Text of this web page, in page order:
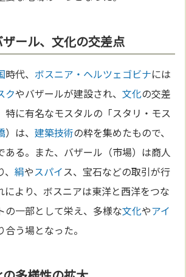
ール、文化の交差点
時代、 ボスニア・ヘルツェゴビナには
クやバザールが建設され、文化の交差
特に有名なモスタルの「スタリ・モス
）は、建築技術の粋を集めたもので、
ある。また、バザール（市場）は商人
、絹やスパイス、宝石などの取引が行
により、ボスニアは東洋と西洋をつな
の一部として栄え、多様な文化やアイ
う場となった。